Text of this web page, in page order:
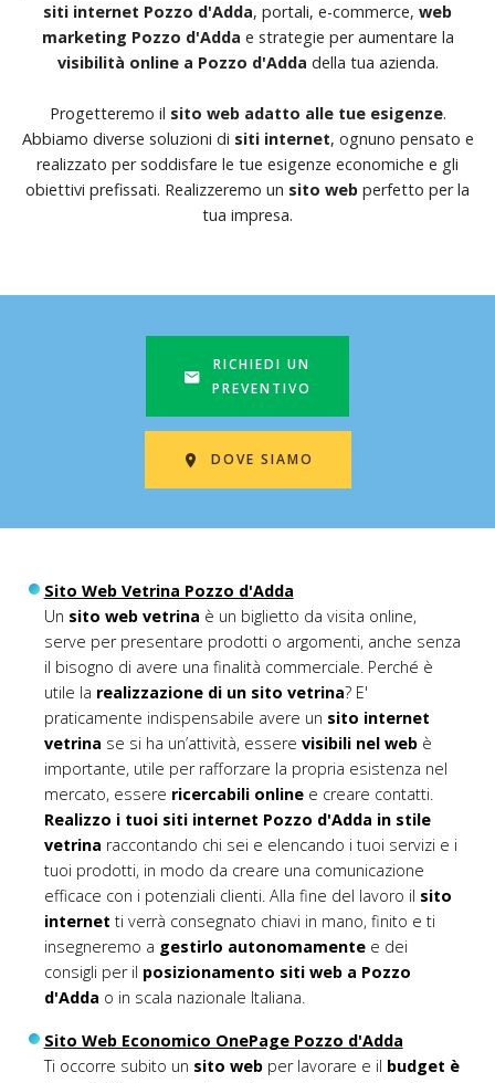
siti internet Pozzo d'Adda, portali, e-commerce, web
marketing Pozzo d'Adda e strategie per aumentare la
visibilità online a Pozzo d'Adda della tua azienda.
Progetteremo il sito web adatto alle tue esigenze.
Abbiamo diverse soluzioni di siti internet, ognuno pensato e
realizzato per soddisfare le tue esigenze economiche e gli
obiettivi prefissati. Realizzeremo un sito web perfetto per la
tua impresa.
RICHIEDI UN
PREVENTIVO
DOVE SIAMO
Sito Web Vetrina Pozzo d'Adda
Un sito web vetrina è un biglietto da visita online,
serve per presentare prodotti o argomenti, anche senza
il bisogno di avere una finalità commerciale. Perché è
utile la realizzazione di un sito vetrina? E'
praticamente indispensabile avere un sito internet
vetrina se si ha un’attività, essere visibili nel webè
importante, utile per rafforzare la propria esistenza nel
mercato, essere ricercabili online e creare contatti.
Realizzo i tuoi siti internet Pozzo d'Adda in stile
vetrina raccontando chi sei e elencando i tuoi servizi e i
tuoi prodotti, in modo da creare una comunicazione
efficace con i potenziali clienti. Alla fine del lavoro il sito
internet ti verrà consegnato chiavi in mano, finito e ti
insegneremo a gestirlo autonomamentee dei
consigli per il posizionamento siti web a Pozzo
d'Adda o in scala nazionale Italiana.
Sito Web Economico OnePage Pozzo d'Adda
Ti occorre subito un sito webper lavorare e il budget è